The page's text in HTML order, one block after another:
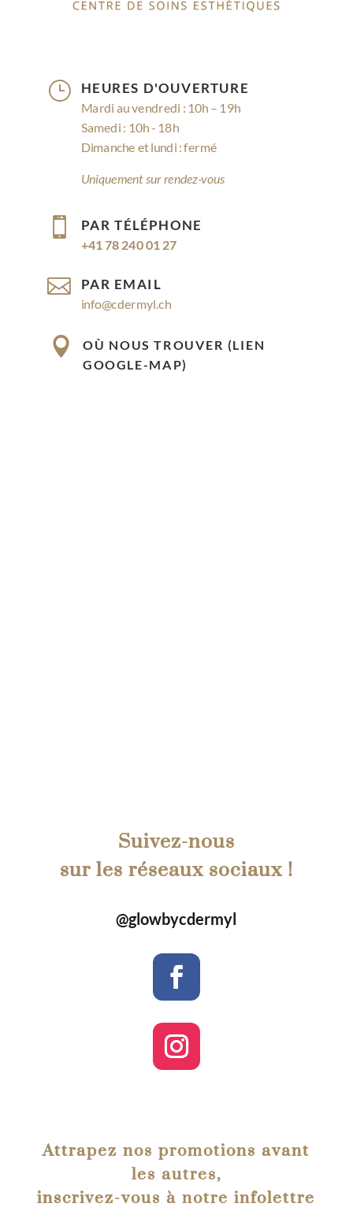
} HEURES D'OUVERTURE
Mardi au vendredi : 10h – 19h
Samedi : 10h - 18h
Dimanche et lundi : fermé
Uniquement sur rendez-vous
 PAR TÉLÉPHONE
+41 78 240 01 27
 PAR EMAIL
info@cdermyl.ch
 OÙ NOUS TROUVER (LIEN
GOOGLE-MAP)
Suivez-nous
sur les réseaux sociaux !
@glowbycdermyl
Attrapez nos promotions avant
les autres,
inscrivez-vous à notre infolettre